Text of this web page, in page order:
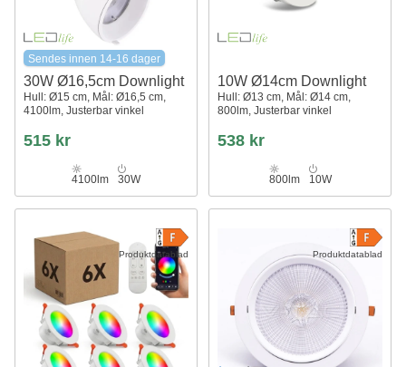
Sendes innen 14-16 dager
30W Ø16,5cm Downlight
Hull: Ø15 cm, Mål: Ø16,5 cm,
4100lm, Justerbar vinkel
515 kr
4100lm 30W
10W Ø14cm Downlight
Hull: Ø13 cm, Mål: Ø14 cm,
800lm, Justerbar vinkel
538 kr
800lm 10W
Produktdatablad Produktdatablad